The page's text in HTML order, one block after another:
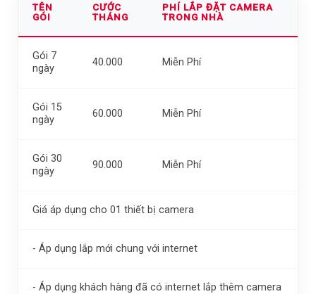
TÊN
GÓI
CƯỚC
THÁNG
PHÍ LẮP ĐẶT CAMERA
TRONG NHÀ
Gói 7
ngày
40.000 Miễn Phí
Gói 15
ngày
60.000 Miễn Phí
Gói 30
ngày
90.000 Miễn Phí
Giá áp dụng cho 01 thiết bị camera
- Áp dụng lắp mới chung với internet
- Áp dụng khách hàng đã có internet lắp thêm camera